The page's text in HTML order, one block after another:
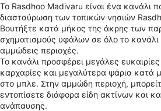
Το Rasdhoo Madivaru είναι ένα κανάλι
διασταύρωση των τοπικών νησιών
Βουτήξτε κατά μήκος της άκρης των
σχηματισμούς υφάλων σε όλο το κανάλι
αμμώδεις περιοχές.
Το κανάλι προσφέρει μεγάλες
καρχαρίες και μεγαλύτερα ψάρια κατά
στο μπλε. Στην αμμώδη περιοχή,
εντοπίσετε διάφορα είδη ακτίνων και
ανάπαυσης.